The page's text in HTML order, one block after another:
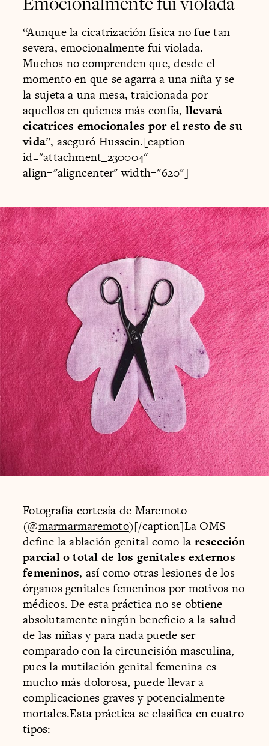
“Aunque la cicatrización física no fue tan
severa, emocionalmente fui violada.
Muchos no comprenden que, desde el
momento en que se agarra a una niña y se
la sujeta a una mesa, traicionada por
aquellos en quienes más confía, llevará
cicatrices emocionales por el resto de su
vida”, aseguró Hussein.[caption
id="attachment_230004"
align="aligncenter" width="620"]
Fotografía cortesía de Maremoto
(@marmarmaremoto)[/caption]La OMS
define la ablación genital como la resección
parcial o total de los genitales externos
femeninos, así como otras lesiones de los
órganos genitales femeninos por motivos no
médicos. De esta práctica no se obtiene
absolutamente ningún beneficio a la salud
de las niñas y para nada puede ser
comparado con la circuncisión masculina,
pues la mutilación genital femenina es
mucho más dolorosa, puede llevar a
complicaciones graves y potencialmente
mortales.Esta práctica se clasifica en cuatro
tipos: